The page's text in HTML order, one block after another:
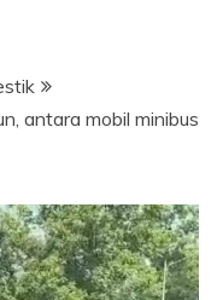
antara mobil minibus